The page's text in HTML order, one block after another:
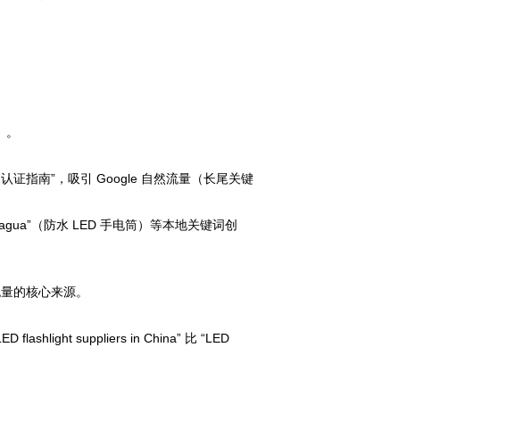
证指南”，吸引 Google 自然流量（长尾关键
（防水 LED 手电筒）等本地关键词创
的核心来源。
flashlight suppliers in China” 比 “LED